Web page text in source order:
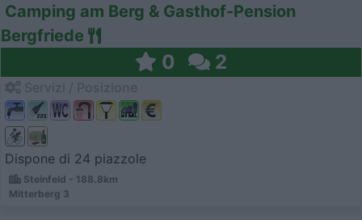
Camping am Berg & Gasthof-Pension
Bergfriede
0 2
Dispone di 24 piazzole
Steinfeld - 188.8km
Mitterberg 3